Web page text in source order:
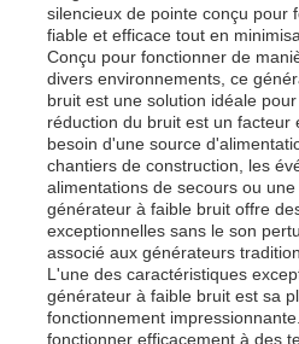
Aperçu
Produits
Vidéos
silencieux de pointe conçu pour
fiable et efficace tout en
Conçu pour fonctionner de
divers environnements, ce
bruit est une solution idéale
réduction du bruit est un facteur
besoin d'une source
chantiers de construction, les
alimentations de secours ou
générateur à faible bruit offre
exceptionnelles sans le son
associé aux générateurs
L'une des caractéristiques
générateur à faible bruit est sa
fonctionnement
fonctionner efficacement à des